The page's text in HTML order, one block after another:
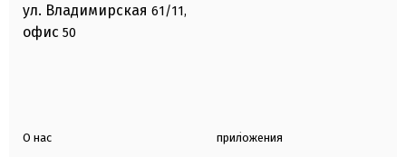
ул. Владимирская 61/11,
офис 50
О нас приложения